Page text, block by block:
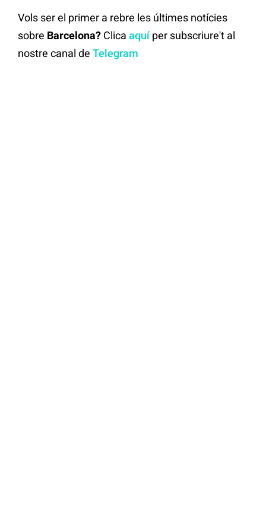
Vols ser el primer a rebre les últimes notícies
sobre Barcelona? Clica aquíper subscriure't al
nostre canal de Telegram